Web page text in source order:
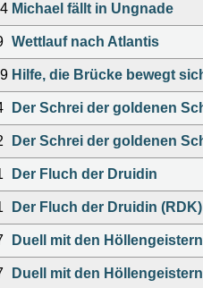
Michael fällt in Ungnade
Wettlauf nach Atlantis
Hilfe, die Brücke bewegt
Der Schrei der goldenen
Der Schrei der goldenen
Der Fluch der Druidin
Der Fluch der Druidin (RDK)
Duell mit den Höllengeistern
Duell mit den